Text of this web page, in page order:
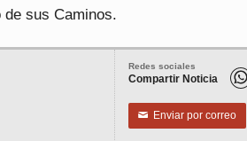
sus Caminos.
Redes sociales
Compartir Noticia
✉ Enviar por correo